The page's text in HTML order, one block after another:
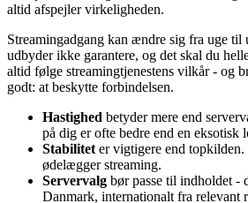
altid afspejler virkeligheden.
Streamingadgang kan ændre sig fra uge
udbyder ikke garantere, og det skal du
altid følge streamingtjenestens vilkår - og
godt: at beskytte forbindelsen.
Hastighed betyder mere end
på dig er ofte bedre end en eksotisk
Stabilitet er vigtigere end
ødelægger streaming.
Servervalg bør passe til indholdet -
Danmark, internationalt fra relevant